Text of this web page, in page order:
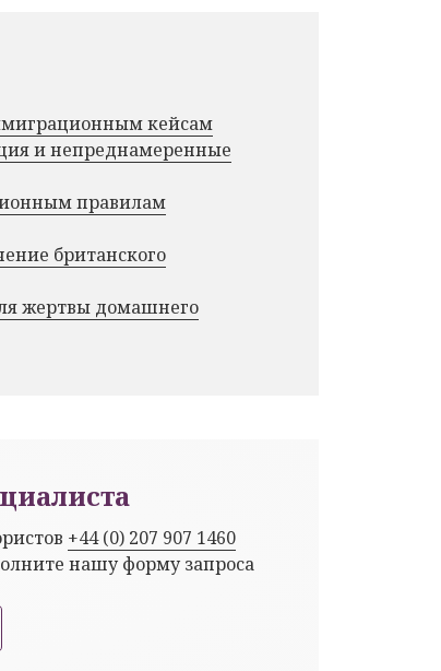
кейсам
и непреднамеренные
правилам
британского
жертвы домашнего
+44 (0) 207 907 1460
нашу форму запроса